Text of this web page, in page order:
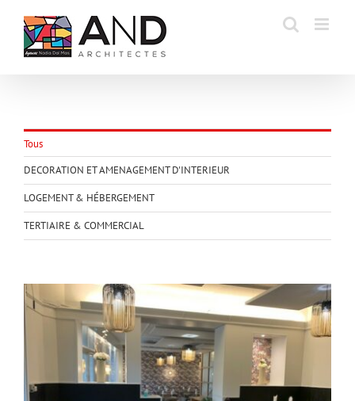
contenu
Tous
DECORATION ET AMENAGEMENT D'INTERIEUR
LOGEMENT & HÉBERGEMENT
TERTIAIRE & COMMERCIAL